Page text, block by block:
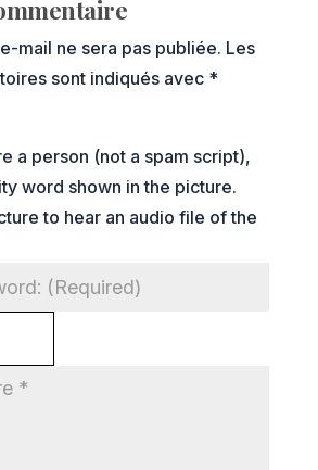
mail ne sera pas publiée. Les
sont indiqués avec *
a person (not a spam script),
word shown in the picture.
to hear an audio file of the